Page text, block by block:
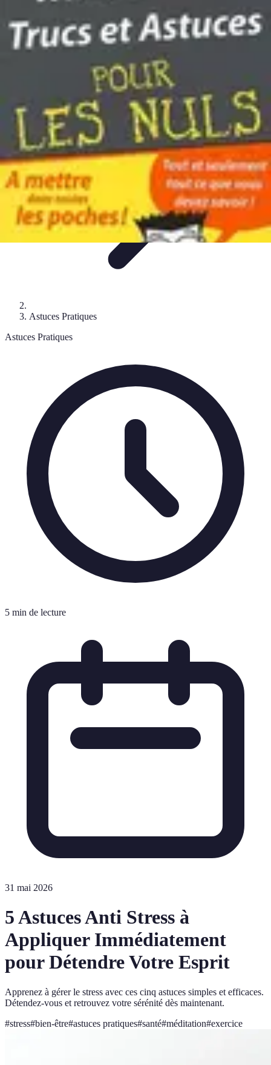
Astuces Naturelles
Astuces PratiquesMéditation et
RelaxationRoutines et Habitudes Techniques de Relaxation
Astuces Anti Stress
Astuces Pratiques
Astuces Pratiques
5 min de lecture
31 mai 2026
5 Astuces Anti Stress à
Appliquer Immédiatement
pour Détendre Votre Esprit
Apprenez à gérer le stress avec ces cinq astuces simples et efficaces.
Détendez-vous et retrouvez votre sérénité dès maintenant.
#stress#bien-être#astuces pratiques#santé#méditation#exercice